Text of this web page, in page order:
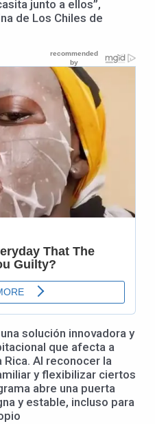
junto a ellos”,
de Los Chiles de
solución innovadora y
que afecta a
Al reconocer la
y flexibilizar ciertos
abre una puerta
y estable, incluso para